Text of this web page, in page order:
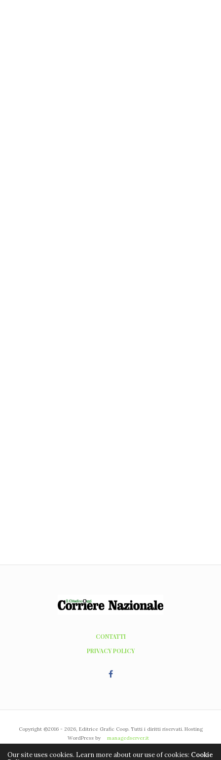
CONTATTI
PRIVACY POLICY
Copyright ©2016 - 2026, Editrice Grafic Coop. Tutti i diritti riservati. Hosting
WordPress by
managedserver.it
Our site uses cookies. Learn more about our use of cookies: Cookie